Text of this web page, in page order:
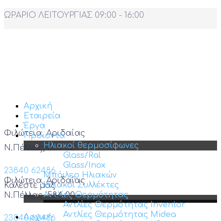
ΩΡΑΡΙΟ ΛΕΙΤΟΥΡΓΙΑΣ 09:00 - 16:00
Φιλώτεια, Αριδαίας
Ν.Πέλλας, 584 00
23840 62486
Καλέστε μας
Αρχική
Εταιρεία
Έργα
Προϊόντα
Ηλιακοί θερμοσίφωνες
Glass/Ral
Glass/Inox
Μπόιλερ Ηλιακών
Ηλιακοί Συλλέκτες
Αντλίες Θερμότητας
Αντλίες Θερμότητας Inventor
Αντλίες Θερμότητας Midea
Φιλώτεια, Αριδαίας
Ν.Πέλλας, 584 00
23840 62486
Αρχική